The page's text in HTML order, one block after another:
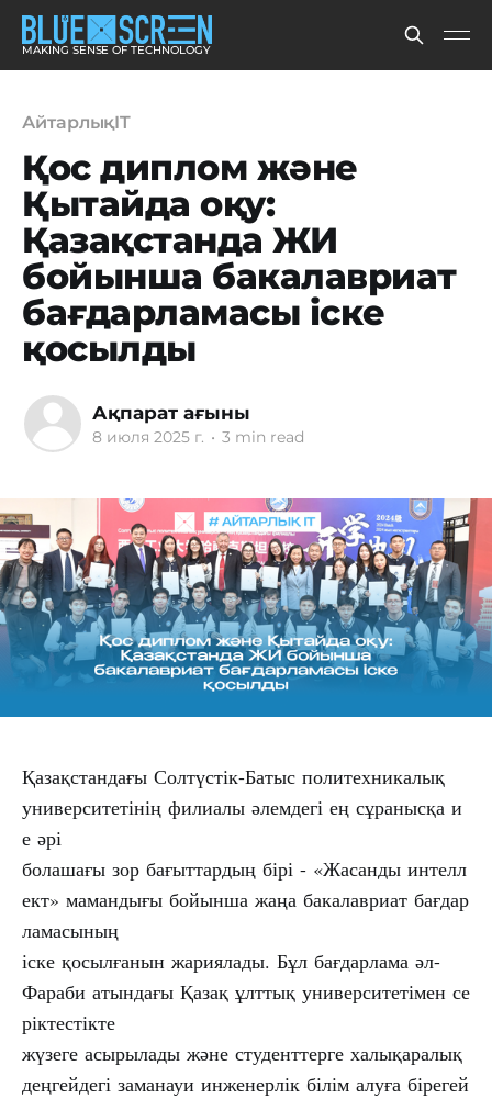
MAKING SENSE OF TECHNOLOGY
АйтарлықIT
Қос диплом және
Қытайда оқу:
Қазақстанда ЖИ
бойынша бакалавриат
бағдарламасы іске
қосылды
Ақпарат ағыны
8 июля 2025 г. • 3 min read
Қазақстандағы Солтүстік-Батыс политехникалық
университетінің филиалы әлемдегі ең сұранысқа и
е әрі
болашағы зор бағыттардың бірі - «Жасанды интелл
ект» мамандығы бойынша жаңа бакалавриат бағдар
ламасының
іске қосылғанын жариялады. Бұл бағдарлама әл-
Фараби атындағы Қазақ ұлттық университетімен се
ріктестікте
жүзеге асырылады және студенттерге халықаралық
деңгейдегі заманауи инженерлік білім алуға бірегей